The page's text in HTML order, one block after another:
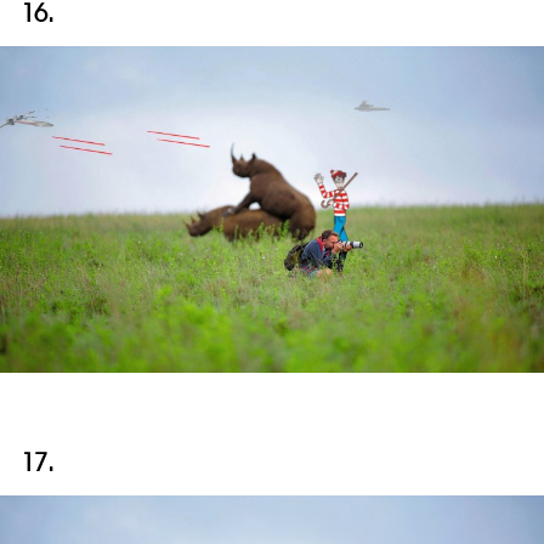
16.
17.